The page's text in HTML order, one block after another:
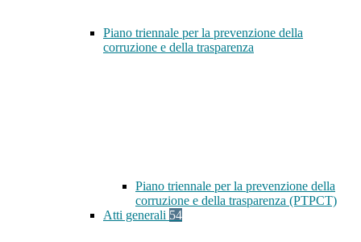
Piano triennale per la prevenzione della
corruzione e della trasparenza
Piano triennale per la prevenzione della
corruzione e della trasparenza (PTPCT)
Atti generali 54